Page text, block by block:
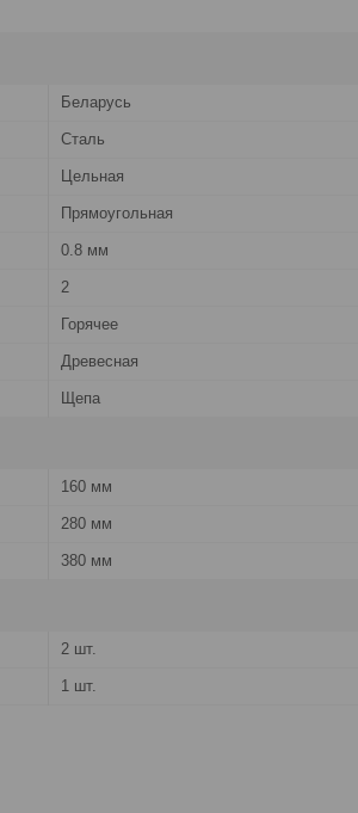
Беларусь
Сталь
Цельная
Прямоугольная
0.8 мм
2
Горячее
Древесная
Щепа
160 мм
280 мм
380 мм
2 шт.
1 шт.